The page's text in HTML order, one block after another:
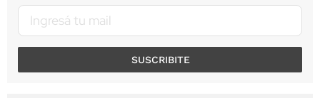
SUSCRIBITE